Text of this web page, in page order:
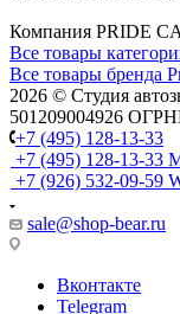
Компания PRIDE
Все товары
Все товары бренда
2026 © Cтудия
501209004926
+7 (495) 128-13-33
+7 (495) 128-13-33
+7 (926) 532-09-59
sale@shop-bear.ru
Вконтакте
Telegram